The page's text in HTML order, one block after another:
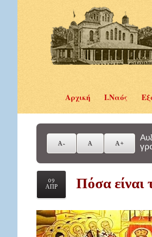
Αρχική Ι.Ναός
09
ΑΠΡ
Πόσα είναι